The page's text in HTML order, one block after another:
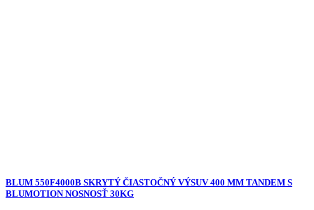
BLUM 550F4000B SKRYTÝ ČIASTOČNÝ VÝSUV 400 MM TANDEM S
BLUMOTION NOSNOSŤ 30KG